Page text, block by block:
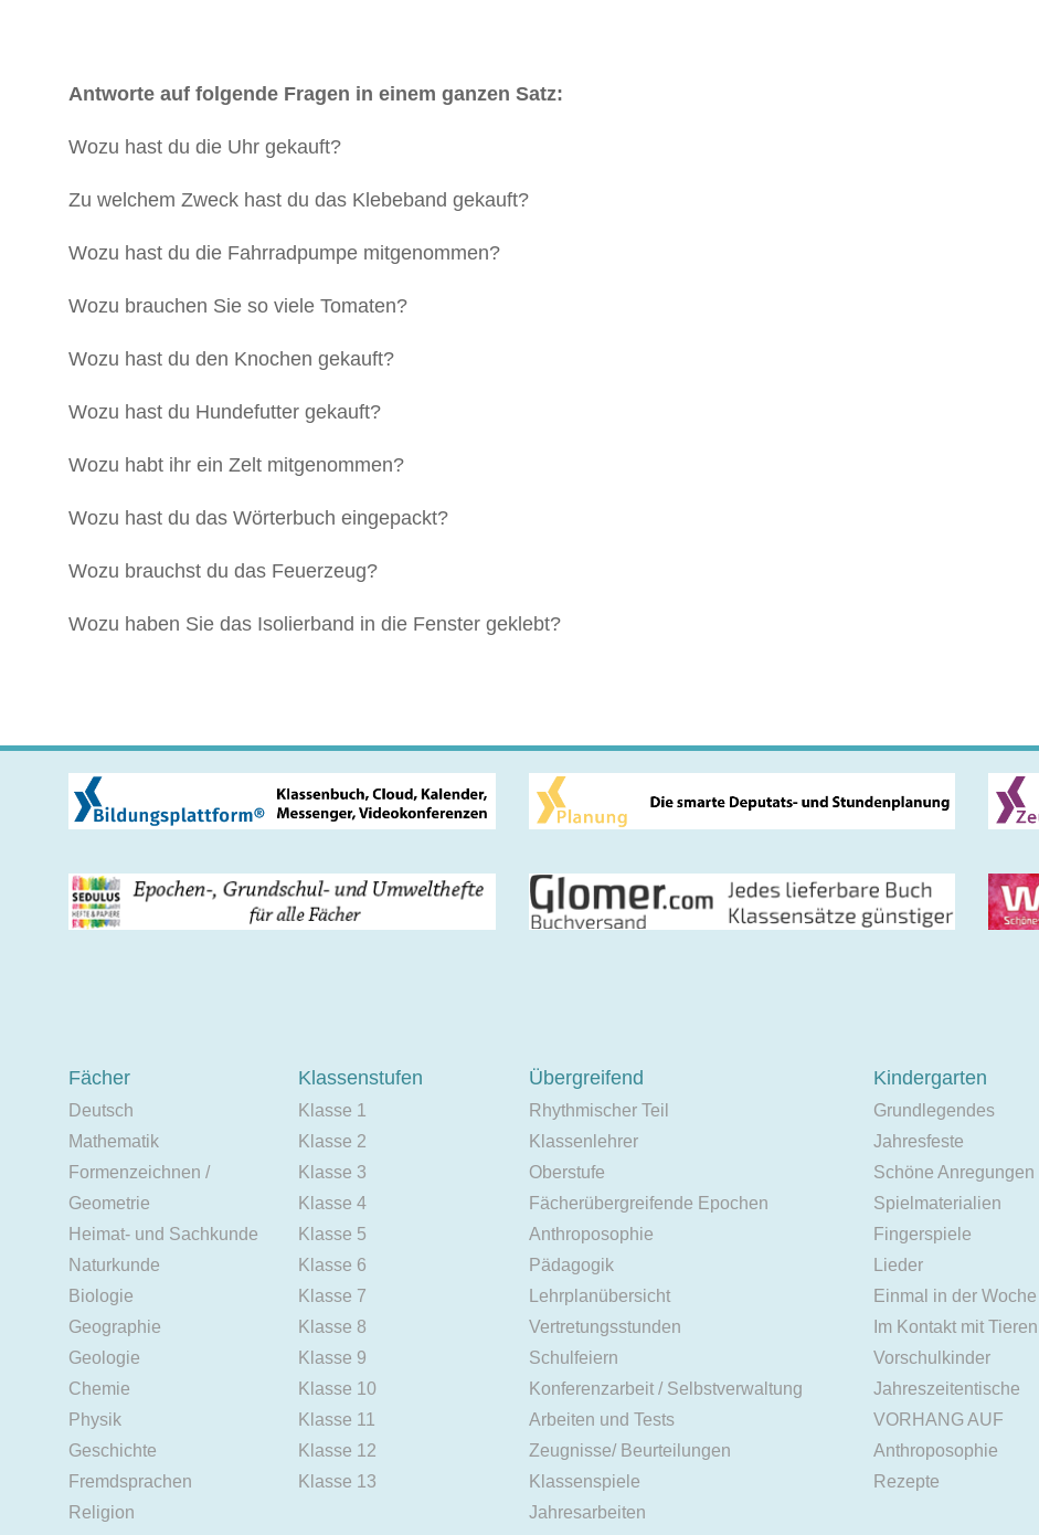
Antworte auf folgende Fragen in einem ganzen Satz:
Wozu hast du die Uhr gekauft?
Zu welchem Zweck hast du das Klebeband gekauft?
Wozu hast du die Fahrradpumpe mitgenommen?
Wozu brauchen Sie so viele Tomaten?
Wozu hast du den Knochen gekauft?
Wozu hast du Hundefutter gekauft?
Wozu habt ihr ein Zelt mitgenommen?
Wozu hast du das Wörterbuch eingepackt?
Wozu brauchst du das Feuerzeug?
Wozu haben Sie das Isolierband in die Fenster geklebt?
Fächer
Deutsch
Mathematik
Formenzeichnen /
Geometrie
Heimat- und Sachkunde
Naturkunde
Biologie
Geographie
Geologie
Chemie
Physik
Geschichte
Fremdsprachen
Religion
Klassenstufen
Klasse 1
Klasse 2
Klasse 3
Klasse 4
Klasse 5
Klasse 6
Klasse 7
Klasse 8
Klasse 9
Klasse 10
Klasse 11
Klasse 12
Klasse 13
Übergreifend
Rhythmischer Teil
Klassenlehrer
Oberstufe
Fächerübergreifende Epochen
Anthroposophie
Pädagogik
Lehrplanübersicht
Vertretungsstunden
Schulfeiern
Konferenzarbeit / Selbstverwaltung
Arbeiten und Tests
Zeugnisse/ Beurteilungen
Klassenspiele
Jahresarbeiten
Kindergarten
Grundlegendes
Jahresfeste
Schöne Anregungen
Spielmaterialien
Fingerspiele
Lieder
Einmal in der Woche
Im Kontakt mit Tieren
Vorschulkinder
Jahreszeitentische
VORHANG AUF
Anthroposophie
Rezepte